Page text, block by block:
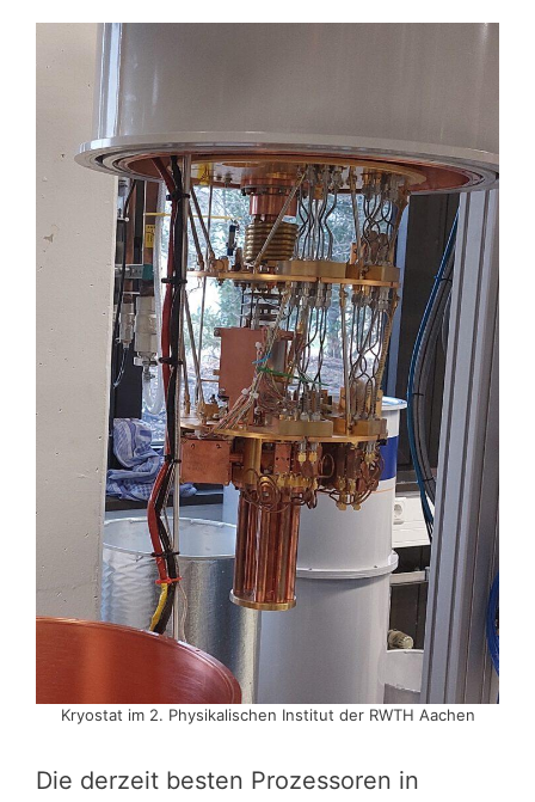
Kryostat im 2. Physikalischen Institut der RWTH Aachen
Die derzeit besten Prozessoren in